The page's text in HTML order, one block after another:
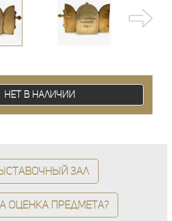
Нет в наличии
зал
оценка предмета?